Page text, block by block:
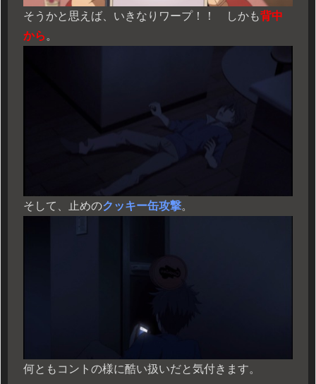
そうかと思えば、いきなりワープ！！ しかも背中
から。
そして、止めのクッキー缶攻撃。
何ともコントの様に酷い扱いだと気付きます。